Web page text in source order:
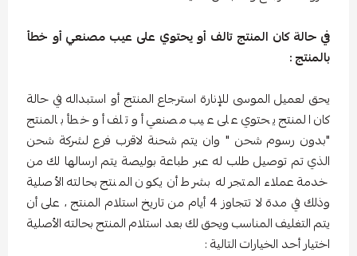
في حالة كان المنتج تالف أو يحتوي على عيب مصنعي أو خطأ
بالمنتج :
يحق لعميل الموسى للإنارة استرجاع المنتج أو استبداله في حالة
كان المنتج يحتوي على عيب مصنعي أو تلف أو خطأ بالمنتج
"بدون رسوم شحن " وان يتم شحنة لاقرب فرع لشركة شحن
الذي تم توصيل طلب له عبر طباعة بوليصة يتم ارسالها لك من
خدمة عملاء المتجر له بشرط أن يكون المنتج بحالته الأصلية
وذلك في مدة لا تتجاوز 4 أيام من تاريخ استلام المنتج ، على أن
يتم التغليف المناسب ويحق لك بعد استلام المنتج بحالته الأصلية
اختيار أحد الخيارات التالية :